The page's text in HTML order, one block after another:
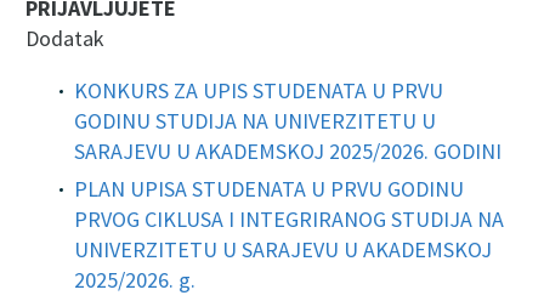
PRIJAVLJUJETE
Dodatak
KONKURS ZA UPIS STUDENATA U PRVU
GODINU STUDIJA NA UNIVERZITETU U
SARAJEVU U AKADEMSKOJ 2025/2026. GODINI
PLAN UPISA STUDENATA U PRVU GODINU
PRVOG CIKLUSA I INTEGRIRANOG STUDIJA NA
UNIVERZITETU U SARAJEVU U AKADEMSKOJ
2025/2026. g.